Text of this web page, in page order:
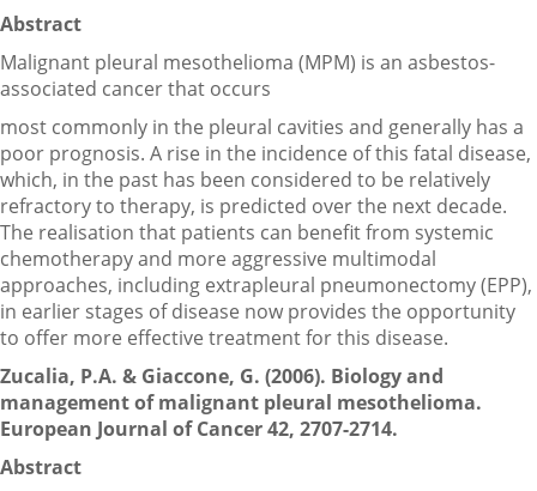
Abstract
Malignant pleural mesothelioma (MPM) is an asbestos-
associated cancer that occurs
most commonly in the pleural cavities and generally has a
poor prognosis. A rise in the incidence of this fatal disease,
which, in the past has been considered to be relatively
refractory to therapy, is predicted over the next decade.
The realisation that patients can benefit from systemic
chemotherapy and more aggressive multimodal
approaches, including extrapleural pneumonectomy (EPP),
in earlier stages of disease now provides the opportunity
to offer more effective treatment for this disease.
Zucalia, P.A. & Giaccone, G. (2006). Biology and
management of malignant pleural mesothelioma.
European Journal of Cancer 42, 2707-2714.
Abstract